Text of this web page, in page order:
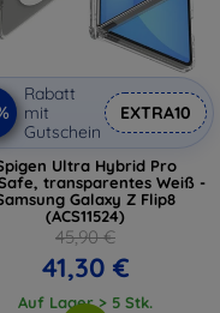
Rabatt
mit
Gutschein
EXTRA10
Ultra Hybrid Pro
transparentes Weiß -
Galaxy Z Flip8
(ACS11524)
45,90 €
41,30 €
Auf Lager > 5 Stk.